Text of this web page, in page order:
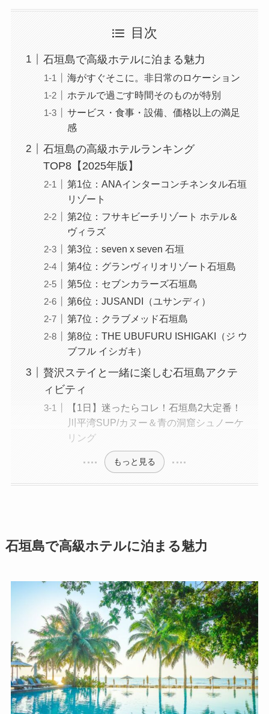
目次
石垣島で高級ホテルに泊まる魅力
海がすぐそこに。非日常のロケーション
ホテルで過ごす時間そのものが特別
サービス・食事・設備、価格以上の満足
感
石垣島の高級ホテルランキング
TOP8【2025年版】
第1位：ANAインターコンチネンタル石垣
リゾート
第2位：フサキビーチリゾート ホテル＆
ヴィラズ
第3位：seven x seven 石垣
第4位：グランヴィリオリゾート石垣島
第5位：セブンカラーズ石垣島
第6位：JUSANDI（ユサンディ）
第7位：クラブメッド石垣島
第8位：THE UBUFURU ISHIGAKI（ジ ウ
ブフル イシガキ）
贅沢ステイと一緒に楽しむ石垣島アクテ
ィビティ
【1日】迷ったらコレ！石垣島2大定番！
川平湾SUP/カヌー＆青の洞窟シュノーケ
リング
もっと見る
石垣島で高級ホテルに泊まる魅力